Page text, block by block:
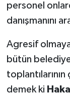
personel
danışmanını
Agresif
bütün
toplantılarının
demek ki